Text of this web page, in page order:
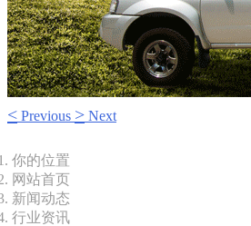
< Previous > Next
你的位置
网站首页
新闻动态
行业资讯